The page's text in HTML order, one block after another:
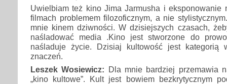
Uwielbiam też kino Jima Jarmusha i eksponowanie
filmach problemem filozoficznym, a nie
mnie kinem dziwności. W dzisiejszych czasach,
naśladować media .Kino jest stworzone do
naśladuje życie. Dzisiaj kultowość jest kategorią
znaczeń.
Leszek Wosiewicz: Dla mnie bardziej przemawia
„kino kultowe”. Kult jest bowiem bezkrytycznym